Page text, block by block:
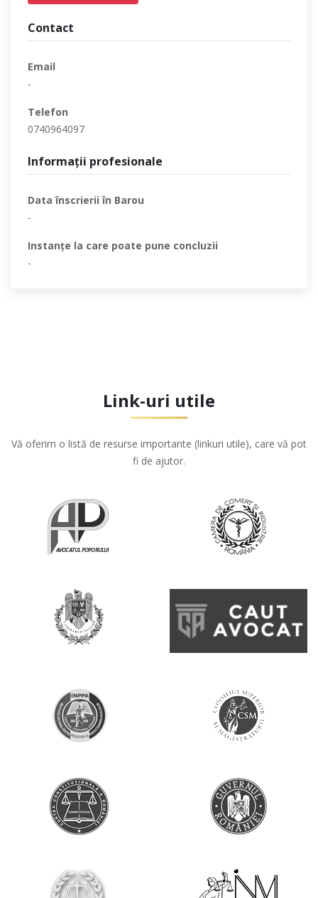
Contact
Email
-
Telefon
0740964097
Informaţii profesionale
Data înscrierii în Barou
-
Instanţe la care poate pune concluzii
-
Link-uri utile
Vă oferim o listă de resurse importante (linkuri utile), care vă pot
fi de ajutor.